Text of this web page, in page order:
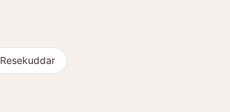
Resekuddar